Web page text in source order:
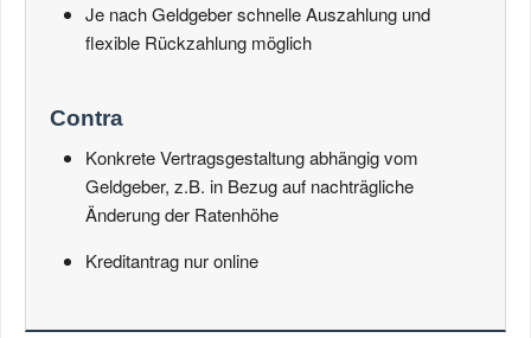
Je nach Geldgeber schnelle Auszahlung und
flexible Rückzahlung möglich
Contra
Konkrete Vertragsgestaltung abhängig vom
Geldgeber, z.B. in Bezug auf nachträgliche
Änderung der Ratenhöhe
Kreditantrag nur online